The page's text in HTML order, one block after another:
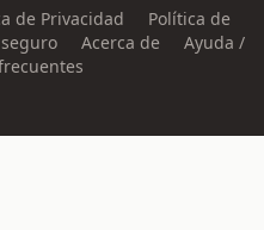
de Privacidad
Política de
Acerca de
Ayuda /